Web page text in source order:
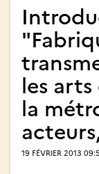
les
la
19 FÉVRIER 2013